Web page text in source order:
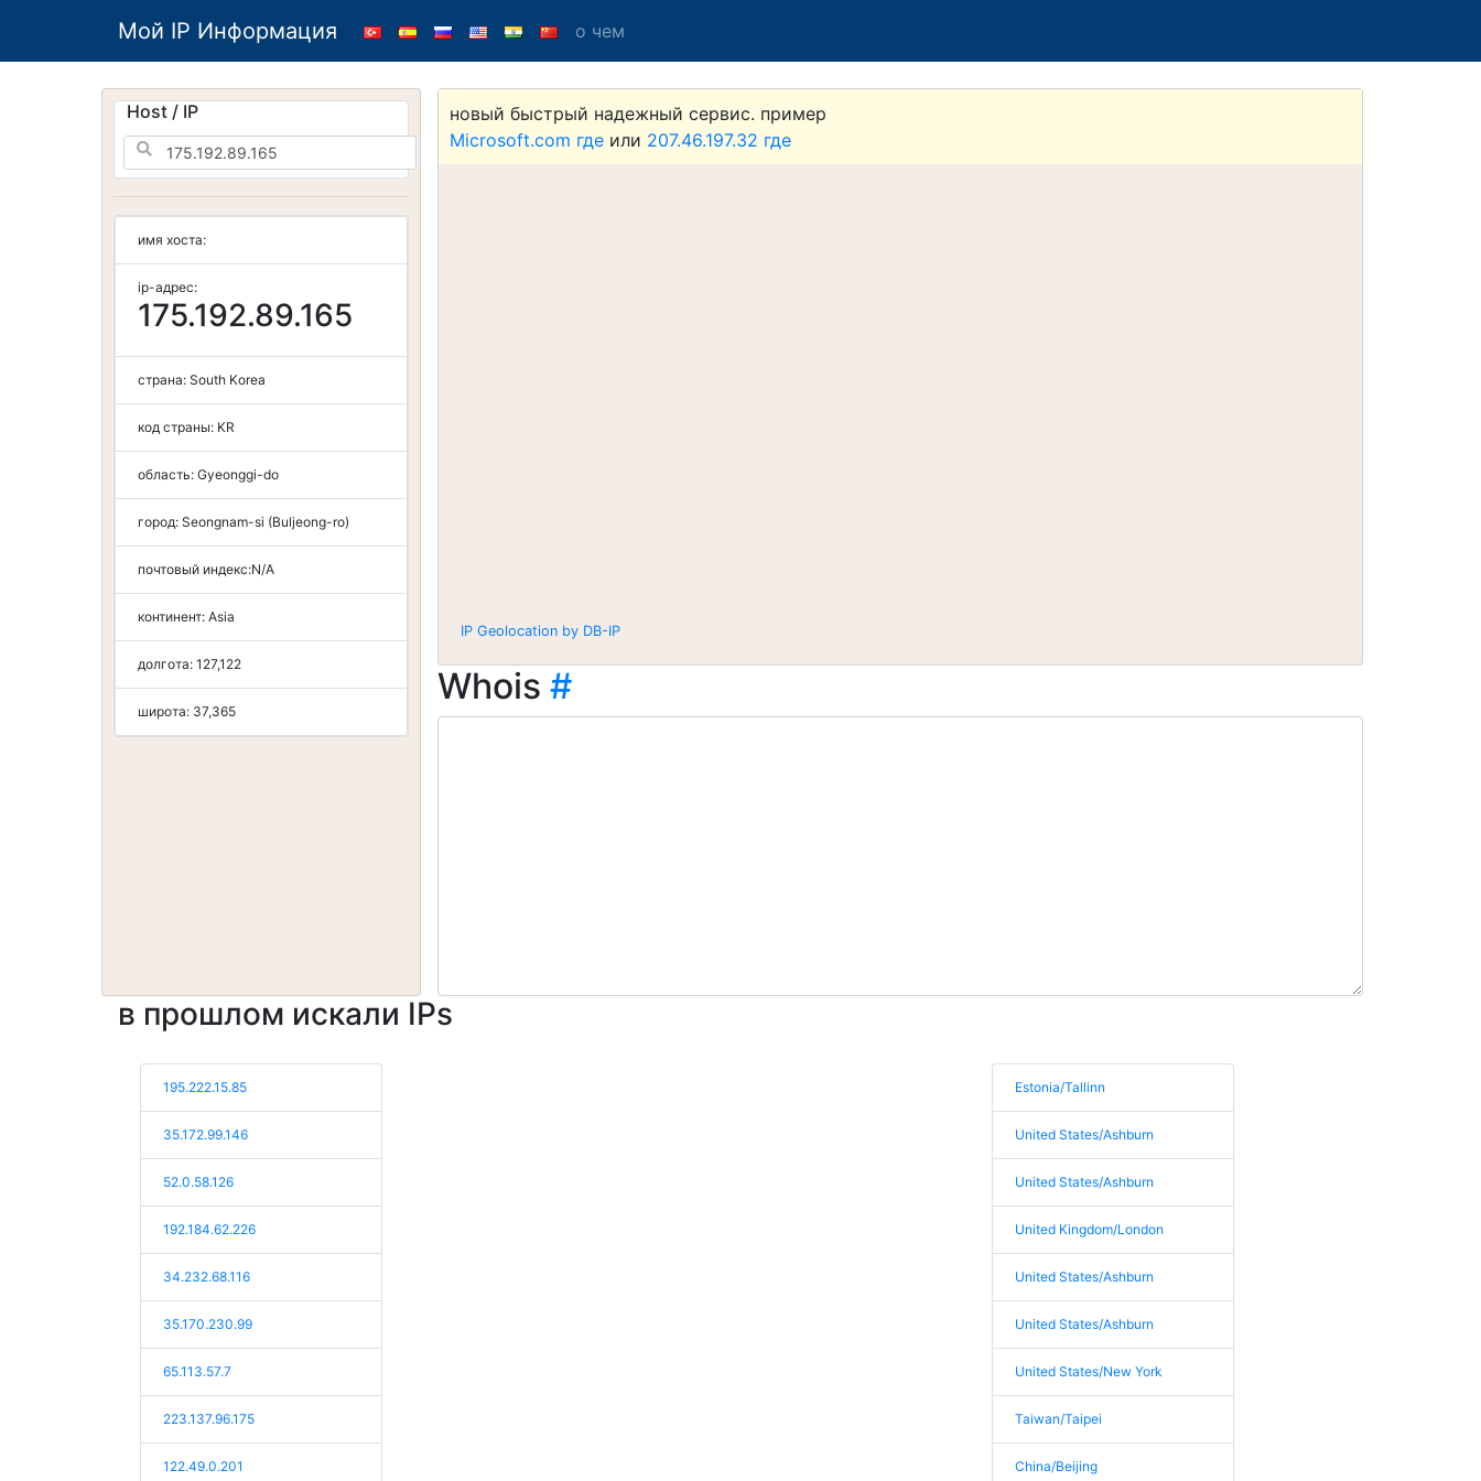
Мой IP Информация о чем
Host / IP
имя хоста:
ip-адрес:
175.192.89.165
страна: South Korea
код страны: KR
область: Gyeonggi-do
город: Seongnam-si (Buljeong-ro)
почтовый индекс:N/A
континент: Asia
долгота: 127,122
широта: 37,365
новый быстрый надежный сервис. пример
Microsoft.com где или 207.46.197.32 где
IP Geolocation by DB-IP
Whois #
в прошлом искали IPs
195.222.15.85
35.172.99.146
52.0.58.126
192.184.62.226
34.232.68.116
35.170.230.99
65.113.57.7
223.137.96.175
122.49.0.201
Estonia/Tallinn
United States/Ashburn
United States/Ashburn
United Kingdom/London
United States/Ashburn
United States/Ashburn
United States/New York
Taiwan/Taipei
China/Beijing